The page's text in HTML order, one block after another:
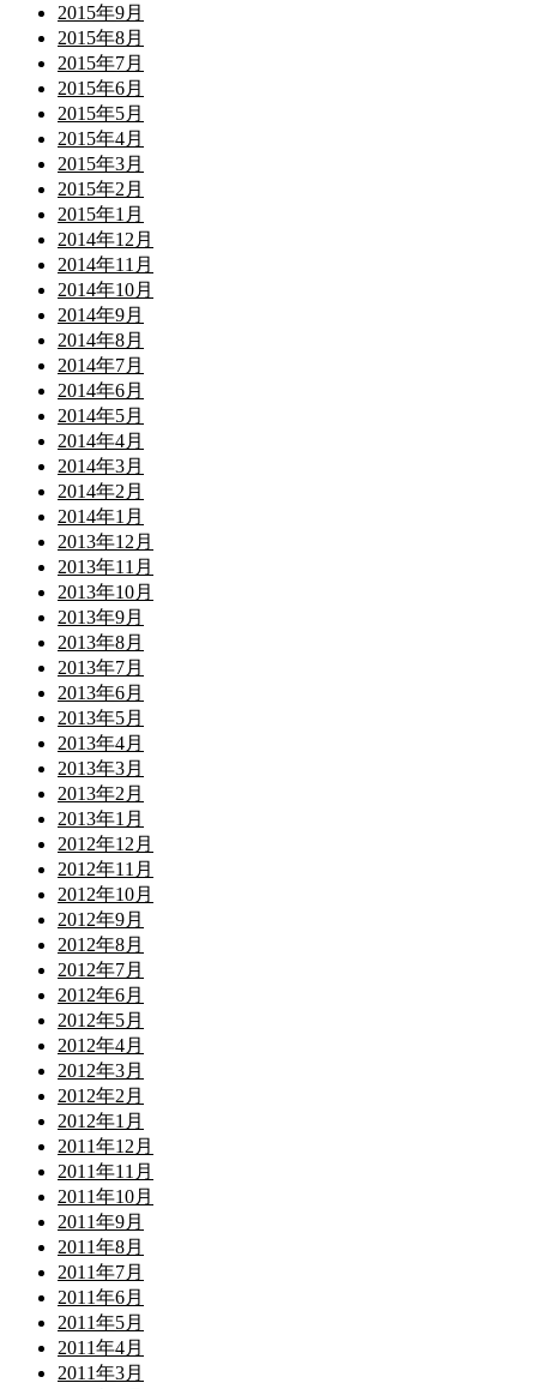
2015年9月
2015年8月
2015年7月
2015年6月
2015年5月
2015年4月
2015年3月
2015年2月
2015年1月
2014年12月
2014年11月
2014年10月
2014年9月
2014年8月
2014年7月
2014年6月
2014年5月
2014年4月
2014年3月
2014年2月
2014年1月
2013年12月
2013年11月
2013年10月
2013年9月
2013年8月
2013年7月
2013年6月
2013年5月
2013年4月
2013年3月
2013年2月
2013年1月
2012年12月
2012年11月
2012年10月
2012年9月
2012年8月
2012年7月
2012年6月
2012年5月
2012年4月
2012年3月
2012年2月
2012年1月
2011年12月
2011年11月
2011年10月
2011年9月
2011年8月
2011年7月
2011年6月
2011年5月
2011年4月
2011年3月